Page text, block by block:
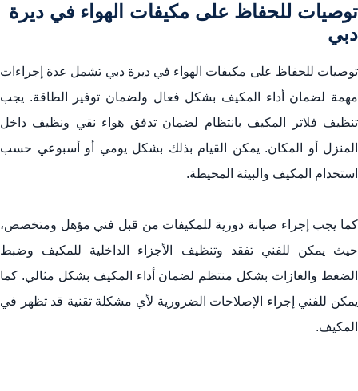
توصيات للحفاظ على مكيفات الهواء في ديرة
دبي
توصيات للحفاظ على مكيفات الهواء في ديرة دبي تشمل عدة إجراءات
مهمة لضمان أداء المكيف بشكل فعال ولضمان توفير الطاقة. يجب
تنظيف فلاتر المكيف بانتظام لضمان تدفق هواء نقي ونظيف داخل
المنزل أو المكان. يمكن القيام بذلك بشكل يومي أو أسبوعي حسب
استخدام المكيف والبيئة المحيطة.
كما يجب إجراء صيانة دورية للمكيفات من قبل فني مؤهل ومتخصص،
حيث يمكن للفني تفقد وتنظيف الأجزاء الداخلية للمكيف وضبط
الضغط والغازات بشكل منتظم لضمان أداء المكيف بشكل مثالي. كما
يمكن للفني إجراء الإصلاحات الضرورية لأي مشكلة تقنية قد تظهر في
المكيف.